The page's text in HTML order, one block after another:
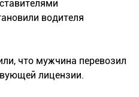
водителя
что мужчина перевозил
лицензии.